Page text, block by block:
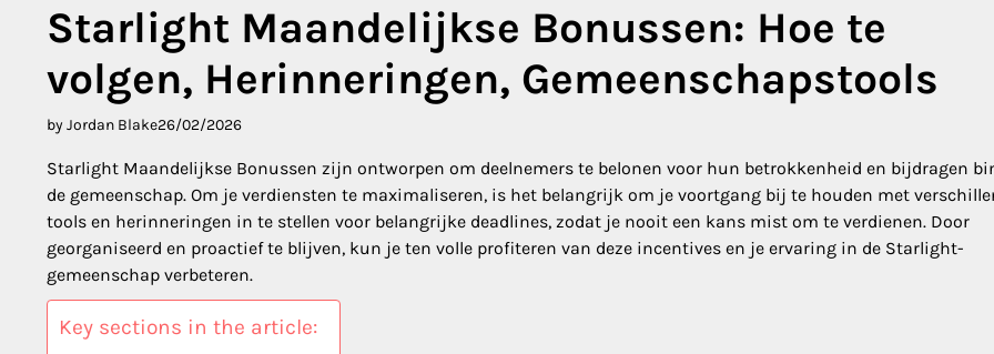
Starlight Maandelijkse Bonussen: Hoe te
volgen, Herinneringen, Gemeenschapstools
by Jordan Blake26/02/2026
Starlight Maandelijkse Bonussen zijn ontworpen om deelnemers te belonen voor hun betrokkenheid en bijdragen
de gemeenschap. Om je verdiensten te maximaliseren, is het belangrijk om je voortgang bij te houden met
tools en herinneringen in te stellen voor belangrijke deadlines, zodat je nooit een kans mist om te verdienen. Door
georganiseerd en proactief te blijven, kun je ten volle profiteren van deze incentives en je ervaring in de Starlight-
gemeenschap verbeteren.
Key sections in the article: